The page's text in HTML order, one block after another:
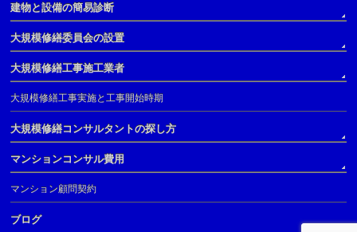
建物と設備の簡易診断
大規模修繕委員会の設置
大規模修繕工事施工業者
大規模修繕工事実施と工事開始時期
大規模修繕コンサルタントの探し方
マンションコンサル費用
マンション顧問契約
ブログ